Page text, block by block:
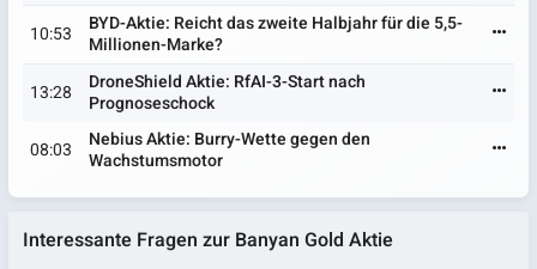
10:53
BYD-Aktie: Reicht das zweite Halbjahr für die 5,5-
Millionen-Marke?
13:28
DroneShield Aktie: RfAI-3-Start nach
Prognoseschock
08:03
Nebius Aktie: Burry-Wette gegen den
Wachstumsmotor
Interessante Fragen zur Banyan Gold Aktie